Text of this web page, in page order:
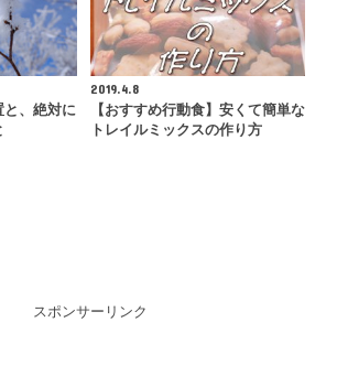
と、絶対に
2019.4.8
【おすすめ行動食】安くて簡単な
トレイルミックスの作り方
スポンサーリンク